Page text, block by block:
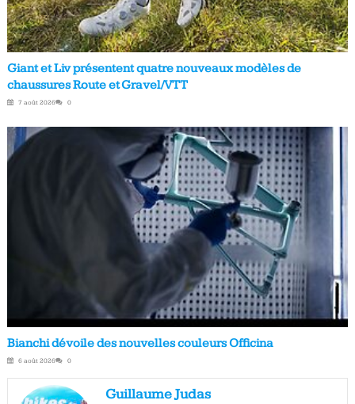
Giant et Liv présentent quatre nouveaux modèles de
chaussures Route et Gravel/VTT
7 août 2026 0
Bianchi dévoile des nouvelles couleurs Officina
6 août 2026 0
Guillaume Judas